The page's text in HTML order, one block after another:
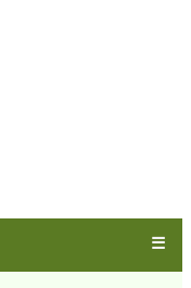
☰